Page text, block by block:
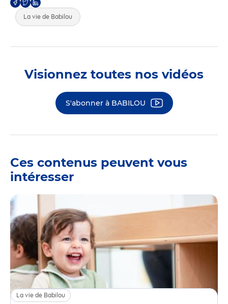
La vie de Babilou
Visionnez toutes nos vidéos
S'abonner à BABILOU
Ces contenus peuvent vous
intéresser
La vie de Babilou